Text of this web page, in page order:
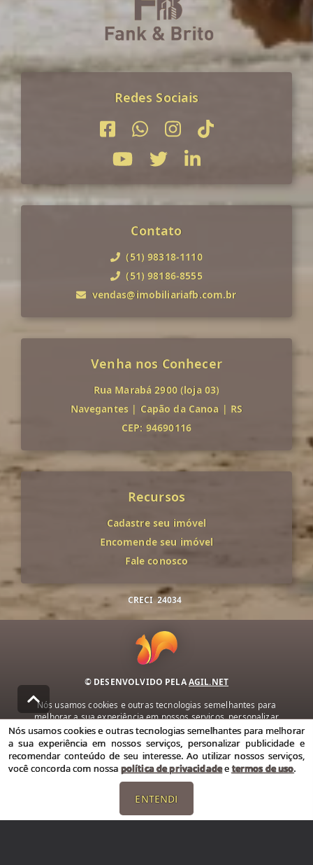
Redes Sociais
Contato
(51) 98318-1110
(51) 98186-8555
vendas@imobiliariafb.com.br
Venha nos Conhecer
Rua Marabá 2900 (loja 03)
Navegantes | Capão da Canoa | RS
CEP: 94690116
Recursos
Cadastre seu imóvel
Encomende seu imóvel
Fale conosco
CRECI 24034
© DESENVOLVIDO PELAAGIL.NET
Nós usamos cookies e outras tecnologias semelhantes para
melhorar a sua experiência em nossos serviços, personalizar
publicidade e recomendar conteúdo de seu interesse. Ao utilizar
nossos serviços, você concorda com nossa política de privacidade e
termos de uso.
Política de Privacidade Termos de uso
Nós usamos cookies e outras tecnologias semelhantes para melhorar
a sua experiência em nossos serviços, personalizar publicidade e
recomendar conteúdo de seu interesse. Ao utilizar nossos serviços,
você concorda com nossa política de privacidadeetermos de uso.
ENTENDI